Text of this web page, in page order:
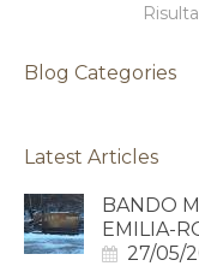
Blog Categories
Latest Articles
BANDO
EMILIA-
27/05/